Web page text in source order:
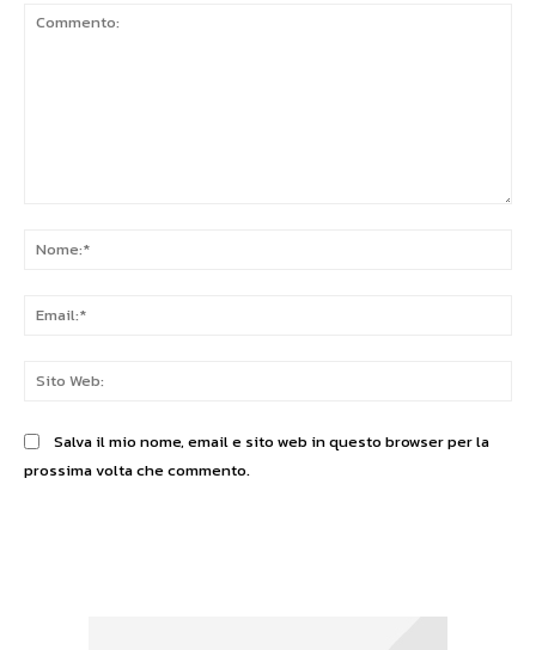
Salva il mio nome, email e sito web in questo browser per la
prossima volta che commento.